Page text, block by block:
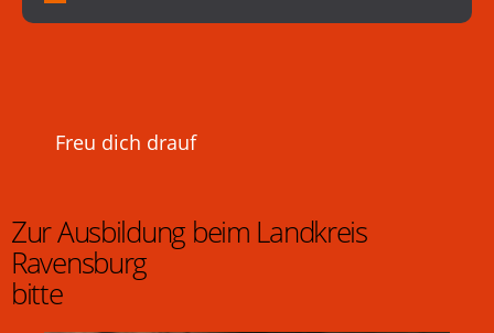
Freu dich drauf
Zur Ausbildung beim Landkreis
Ravensburg
bitte